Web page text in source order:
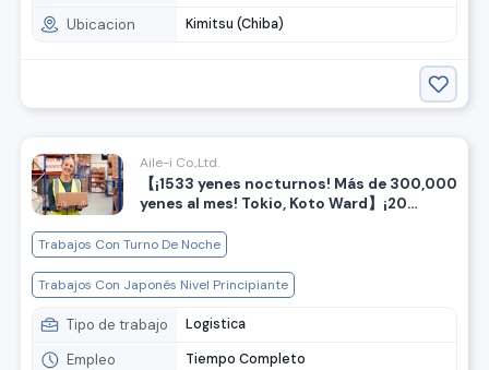
Ubicacion Kimitsu (Chiba)
Aile-i Co.,Ltd.
【¡1533 yenes nocturnos! Más de 300,000
yenes al mes! Tokio, Koto Ward】¡20
Turnos de mañana, tarde y noche
disponibles, personal de almacén para
trabajos ligeros, también hay en Kawasaki.
Trabajos Con Turno De Noche
Trabajos Con Japonés Nivel Principiante
Tipo de trabajo Logistica
Empleo Tiempo Completo